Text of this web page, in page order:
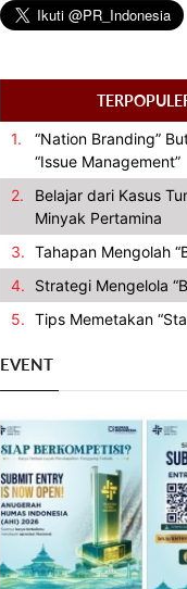
1.
“Nation Branding”
“Issue Management”
2.
Belajar dari Kasus
Minyak Pertamina
3. Tahapan Mengolah
4.
Strategi Mengelola
5. Tips Memetakan
EVENT
Previous